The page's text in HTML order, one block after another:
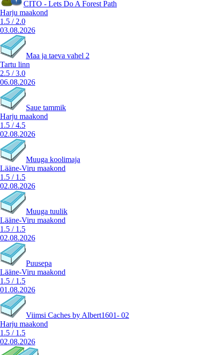
CITO - Lets Do A Forest Path
Harju maakond
1.5 / 2.0
03.08.2026
Maa ja taeva vahel 2
Tartu linn
2.5 /3.0
06.08.2026
Saue tammik
Harju maakond
1.5 /4.5
02.08.2026
Muuga koolimaja
Lääne-Viru maakond
1.5 / 1.5
02.08.2026
Muuga tuulik
Lääne-Viru maakond
1.5 / 1.5
02.08.2026
Puusepa
Lääne-Viru maakond
1.5 / 1.5
01.08.2026
Viimsi Caches by Albert1601- 02
Harju maakond
1.5 / 1.5
02.08.2026